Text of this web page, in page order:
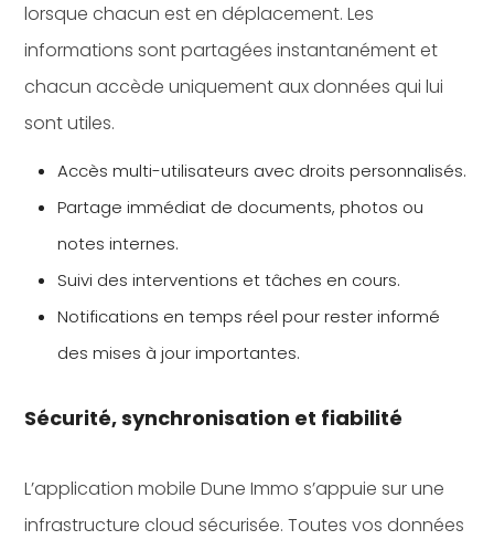
lorsque chacun est en déplacement. Les
informations sont partagées instantanément et
chacun accède uniquement aux données qui lui
sont utiles.
Accès multi-utilisateurs avec droits personnalisés.
Partage immédiat de documents, photos ou
notes internes.
Suivi des interventions et tâches en cours.
Notifications en temps réel pour rester informé
des mises à jour importantes.
Sécurité, synchronisation et fiabilité
L’application mobile Dune Immo s’appuie sur une
infrastructure cloud sécurisée. Toutes vos données